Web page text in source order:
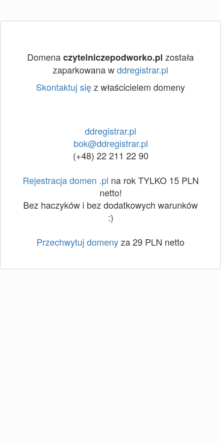
Domenaczytelniczepodworko.pl została
zaparkowana wddregistrar.pl
Skontaktuj sięz właścicielem domeny
ddregistrar.pl
bok@ddregistrar.pl
(+48) 22 211 22 90
Rejestracja domen .pl na rok TYLKO 15 PLN
netto!
Bez haczyków i bez dodatkowych warunków
:)
Przechwytuj domenyza 29 PLN netto